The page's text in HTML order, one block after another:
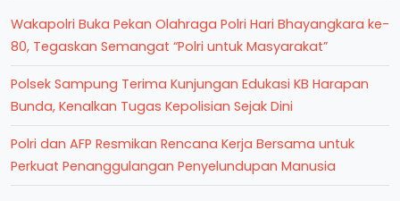
Wakapolri Buka Pekan Olahraga Polri Hari Bhayangkara ke-
80, Tegaskan Semangat “Polri untuk Masyarakat”
Polsek Sampung Terima Kunjungan Edukasi KB Harapan
Bunda, Kenalkan Tugas Kepolisian Sejak Dini
Polri dan AFP Resmikan Rencana Kerja Bersama untuk
Perkuat Penanggulangan Penyelundupan Manusia